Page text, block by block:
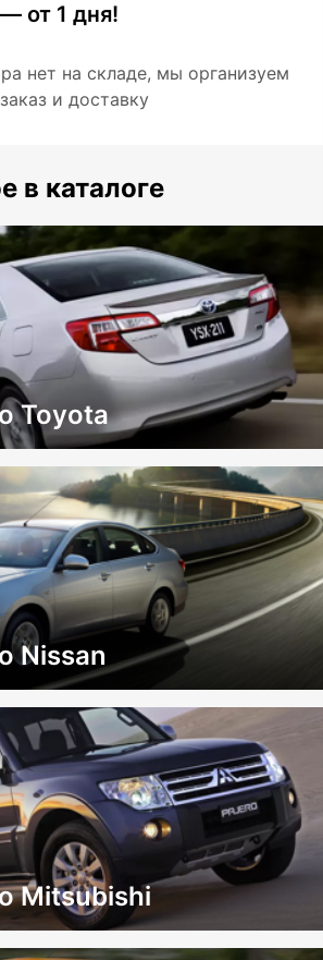
от 1 дня!
нет на складе, мы организуем
и доставку
в каталоге
Toyota
Nissan
Mitsubishi